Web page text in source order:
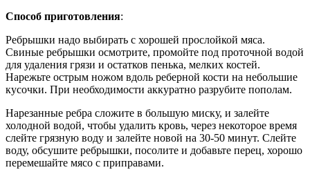
Способ приготовления:
Ребрышки надо выбирать с хорошей прослойкой мяса.
Свиные ребрышки осмотрите, промойте под проточной водой
для удаления грязи и остатков пенька, мелких костей.
Нарежьте острым ножом вдоль реберной кости на небольшие
кусочки. При необходимости аккуратно разрубите пополам.
Нарезанные ребра сложите в большую миску, и залейте
холодной водой, чтобы удалить кровь, через некоторое время
слейте грязную воду и залейте новой на 30-50 минут. Слейте
воду, обсушите ребрышки, посолите и добавьте перец, хорошо
перемешайте мясо с приправами.